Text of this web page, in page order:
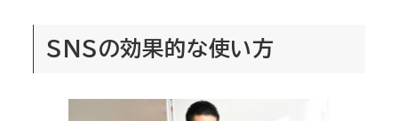
SNSの効果的な使い方